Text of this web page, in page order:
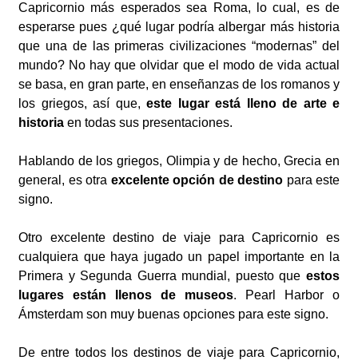
Capricornio más esperados sea Roma, lo cual, es de
esperarse pues ¿qué lugar podría albergar más historia
que una de las primeras civilizaciones “modernas” del
mundo? No hay que olvidar que el modo de vida actual
se basa, en gran parte, en enseñanzas de los romanos y
los griegos, así que, este lugar está lleno de arte e
historia en todas sus presentaciones.
Hablando de los griegos, Olimpia y de hecho, Grecia en
general, es otra excelente opción de destino para este
signo.
Otro excelente destino de viaje para Capricornio es
cualquiera que haya jugado un papel importante en la
Primera y Segunda Guerra mundial, puesto que estos
lugares están llenos de museos. Pearl Harbor o
Ámsterdam son muy buenas opciones para este signo.
De entre todos los destinos de viaje para Capricornio,